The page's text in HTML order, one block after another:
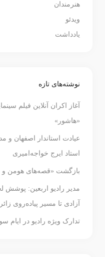
هنرمندان
ویدئو
یادداشت
نوشته‌های تازه
آغاز اکران آنلاین فیلم
«هاشور»
عیادت استاندار اصفهان و
استاد ایرج خواجه‌امیری
بازگشت «قصه‌های هومن و
مدیر رادیو اربعین:
آزادی تا مسیر پیاده‌روی
تدارک ویژه رادیو در ایام